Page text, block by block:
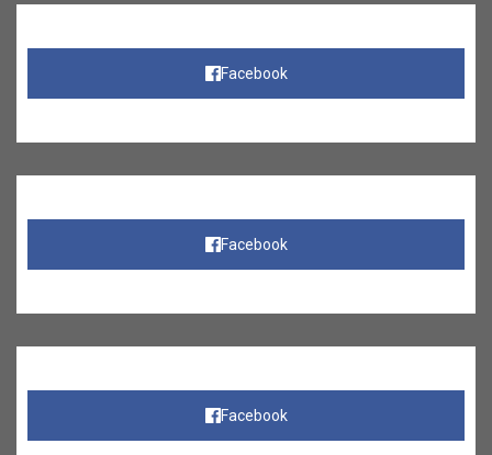
Facebook
Facebook
Facebook